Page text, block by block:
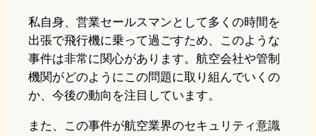
私自身、営業セールスマンとして多くの時間を
出張で飛行機に乗って過ごすため、このような
事件は非常に関心があります。航空会社や管制
機関がどのようにこの問題に取り組んでいくの
か、今後の動向を注目しています。
また、この事件が航空業界のセキュリティ意識